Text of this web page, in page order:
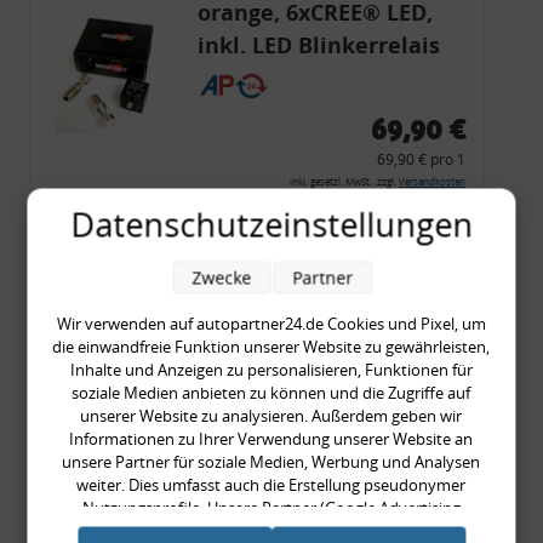
orange, 6xCREE® LED,
inkl. LED Blinkerrelais
CF 14
69,90 €
69,90 € pro 1
inkl. gesetzl. MwSt., zzgl. Versandkosten
Merkzettel
Zum Artikel
Rückleuchtenband mit
Blinker, rot, US-Ecken,
Audi 80 Cabrio, Typ 89,
OE-Nr.: 8G0945225 +
8G0945225C
999,99 €
Datenschutzeinstellungen
Wir verwenden auf autopartner24.de Cookies und Pixel, um
die einwandfreie Funktion unserer Website zu gewährleisten,
Inhalte und Anzeigen zu personalisieren, Funktionen für
soziale Medien anbieten zu können und die Zugriffe auf
unserer Website zu analysieren. Außerdem geben wir
Informationen zu Ihrer Verwendung unserer Website an
unsere Partner für soziale Medien, Werbung und Analysen
weiter. Dies umfasst auch die Erstellung pseudonymer
Nutzungsprofile. Unsere Partner (Google Advertising
Products) führen diese Informationen möglicherweise mit
Zwecke Partner